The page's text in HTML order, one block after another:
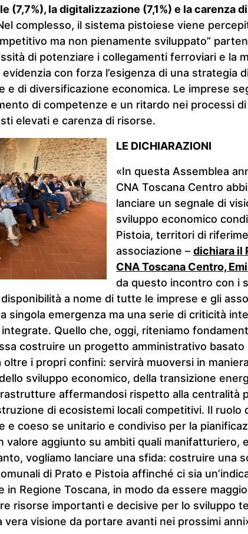
(7,7%), la digitalizzazione (7,1%) e la carenza
complesso, il sistema pistoiese viene
ma non pienamente sviluppato”
di potenziare i collegamenti ferroviari e la
con forza l’esigenza di una strategia
e di diversificazione economica. Le imprese
di competenze e un ritardo nei processi
elevati e carenza di risorse.
LE DICHIARAZIONI
«In questa Assemblea
CNA Toscana Centro
lanciare un segnale di
sviluppo economico
Pistoia, territori di
associazione – dichiara il
CNA Toscana Centro,
da questo incontro con i
a nome di tutte le imprese e gli
singola emergenza ma una serie di criticità
Quello che, oggi, riteniamo
costruire un progetto amministrativo basato
oltre i propri confini: servirà muoversi in
sviluppo economico, della transizione
affermandosi rispetto alla centralità
di ecosistemi locali competitivi. Il ruolo
e coeso se unitario e condiviso per la
valore aggiunto su ambiti quali manifatturiero,
vogliamo lanciare una sfida: costruire una
di Prato e Pistoia affinché ci sia
in Regione Toscana, in modo da essere
risorse importanti e decisive per lo sviluppo
vera visione da portare avanti nei prossimi